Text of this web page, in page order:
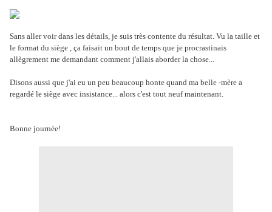
Sans aller voir dans les détails, je suis très contente du résultat. Vu la taille et
le format du siège , ça faisait un bout de temps que je procrastinais
allègrement me demandant comment j'allais aborder la chose...
Disons aussi que j'ai eu un peu beaucoup honte quand ma belle -mère a
regardé le siège avec insistance... alors c'est tout neuf maintenant.
Bonne journée!